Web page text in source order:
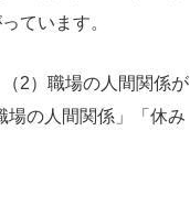
ています。
2）職場の人間関係が
場の人間関係」「休み